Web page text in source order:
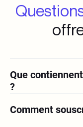
Que
?
Comment